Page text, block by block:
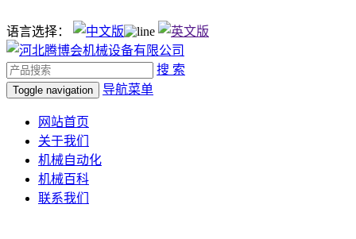
语言选择：
搜 索
Toggle navigation 导航菜单
网站首页
关于我们
机械自动化
机械百科
联系我们